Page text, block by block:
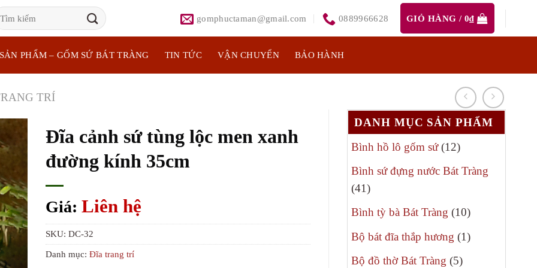
gomphuctaman@gmail.com 0889966628 GIỎ HÀNG / 0₫
SẢN PHẨM – GỐM SỨ BÁT TRÀNG TIN TỨC VẬN CHUYỂN BẢO HÀNH
TRÍ
DANH MỤC SẢN PHẨM
Bình hồ lô gốm sứ 1212
Bình sứ đựng nước Bát Tràng
4141
sản
phẩm
Bình tỳ bà Bát Tràng 1010
phẩm
Bộ bát đĩa thắp hương 11
Bộ đồ thờ Bát Tràng 55
Đĩa cảnh sứ tùng lộc men xanh
đường kính 35cm
Giá: Liên hệ
SKU: DC-32
Danh mục: Đĩa trang trí